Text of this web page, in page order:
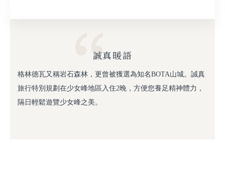
誠真暖語
格林德瓦又稱岩石森林，更曾被獲選為知名BOTA山城。誠真
旅行特別規劃在少女峰地區入住2晚，方便您養足精神體力，
隔日輕鬆遊覽少女峰之美。